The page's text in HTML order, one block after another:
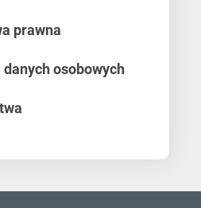
prawna
danych osobowych